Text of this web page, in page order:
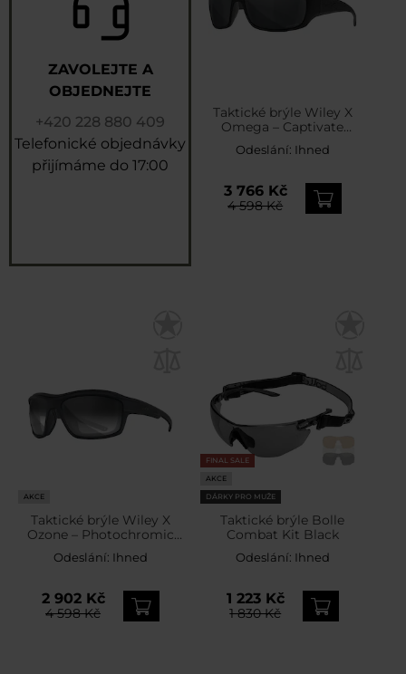
ZAVOLEJTE A
OBJEDNEJTE
+420 228 880 409
Telefonické objednávky
přijímáme do 17:00
Taktické brýle Wiley X
Omega – Captivate
Polarized Grey / Matte
Black
Odeslání: Ihned
3 766 Kč
4 598 Kč
AKCE
Taktické brýle Wiley X
Ozone – Photochromic
Grey / Matte Black
Odeslání: Ihned
2 902 Kč
4 598 Kč
FINAL SALE
AKCE
DÁRKY PRO MUŽE
Taktické brýle Bolle
Combat Kit Black
Odeslání: Ihned
1 223 Kč
1 830 Kč